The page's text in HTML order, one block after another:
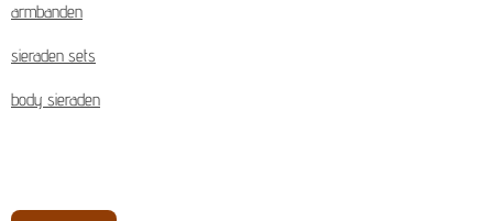
armbanden
sieraden sets
body sieraden